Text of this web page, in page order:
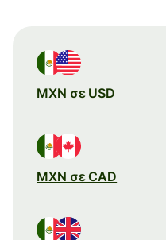
MXN σε USD
MXN σε CAD